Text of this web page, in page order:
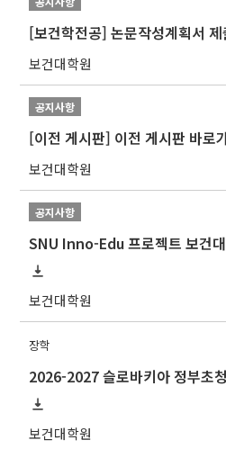
[보건학전공] 논문작성계획서
보건대학원
공지사항
[이전 게시판] 이전 게시판 바로
보건대학원
공지사항
보건대학원
장학
2026-2027 슬로바키아 정부초
보건대학원